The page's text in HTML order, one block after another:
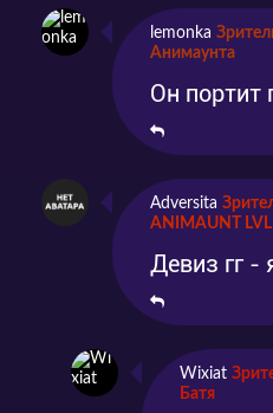
lemonka
Анимаунта
Он портит
Adversita
ANIMAUNT
Девиз гг -
Wixiat
Батя